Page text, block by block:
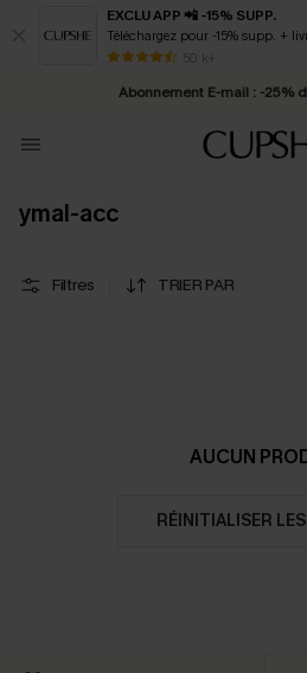
EXCLU APP 📲 -15% SUPP.
Téléchargez pour -15% supp. +
50 k+
* Livraison éclair 2-3
Abonnement E-mail : -25%
ymal-acc
Filtres TRIER PAR
AUCUN
RÉINITIALISER